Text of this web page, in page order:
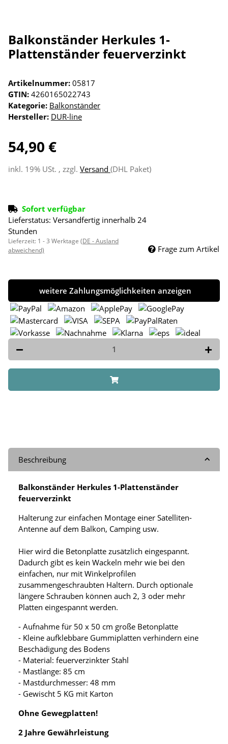
Balkonständer Herkules 1-
Plattenständer feuerverzinkt
Artikelnummer: 05817
GTIN: 4260165022743
Kategorie: Balkonständer
Hersteller: DUR-line
54,90 €
inkl. 19% USt. , zzgl. Versand (DHL Paket)
Sofort verfügbar
Lieferstatus: Versandfertig innerhalb 24
Stunden
Lieferzeit: 1 - 3 Werktage (DE - Ausland
abweichend)
Frage zum Artikel
weitere Zahlungsmöglichkeiten anzeigen
Beschreibung
Balkonständer Herkules 1-Plattenständer
feuerverzinkt
Halterung zur einfachen Montage einer Satelliten-
Antenne auf dem Balkon, Camping usw.
Hier wird die Betonplatte zusätzlich eingespannt.
Dadurch gibt es kein Wackeln mehr wie bei den
einfachen, nur mit Winkelprofilen
zusammengeschraubten Haltern. Durch optionale
längere Schrauben können auch 2, 3 oder mehr
Platten eingespannt werden.
- Aufnahme für 50 x 50 cm große Betonplatte
- Kleine aufklebbare Gummiplatten verhindern eine
Beschädigung des Bodens
- Material: feuerverzinkter Stahl
- Mastlänge: 85 cm
- Mastdurchmesser: 48 mm
- Gewischt 5 KG mit Karton
Ohne Gewegplatten!
2 Jahre Gewährleistung